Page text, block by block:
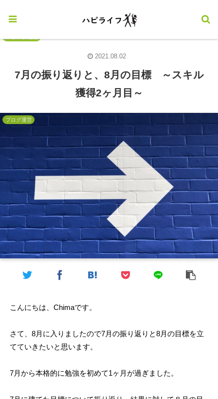
7月の振り返りと、8月の目標 ～スキル
獲得2ヶ月目～
ブログ運営
2021.08.02
こんにちは、Chimaです。
さて、8月に入りましたので7月の振り返りと8月の目標を立
てていきたいと思います。
7月から本格的に勉強を初めて1ヶ月が過ぎました。